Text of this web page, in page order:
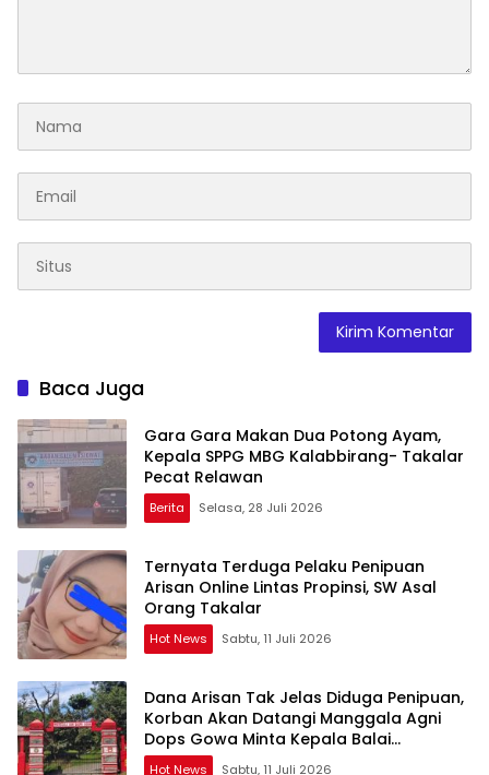
Baca Juga
Gara Gara Makan Dua Potong Ayam,
Kepala SPPG MBG Kalabbirang- Takalar
Pecat Relawan
Berita Selasa, 28 Juli 2026
Ternyata Terduga Pelaku Penipuan
Arisan Online Lintas Propinsi, SW Asal
Orang Takalar
Hot News Sabtu, 11 Juli 2026
Dana Arisan Tak Jelas Diduga Penipuan,
Korban Akan Datangi Manggala Agni
Dops Gowa Minta Kepala Balai
Kehutanan Bulurokeng Turun Tangan
Hot News Sabtu, 11 Juli 2026